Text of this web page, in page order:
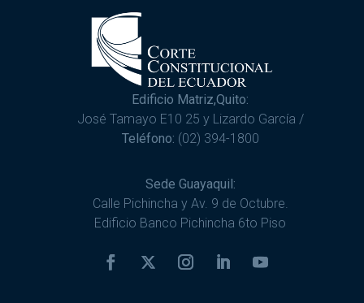
Edificio Matriz,Quito:
José Tamayo E10 25 y Lizardo García /
Teléfono: (02) 394-1800
Sede Guayaquil:
Calle Pichincha y Av. 9 de Octubre.
Edificio Banco Pichincha 6to Piso